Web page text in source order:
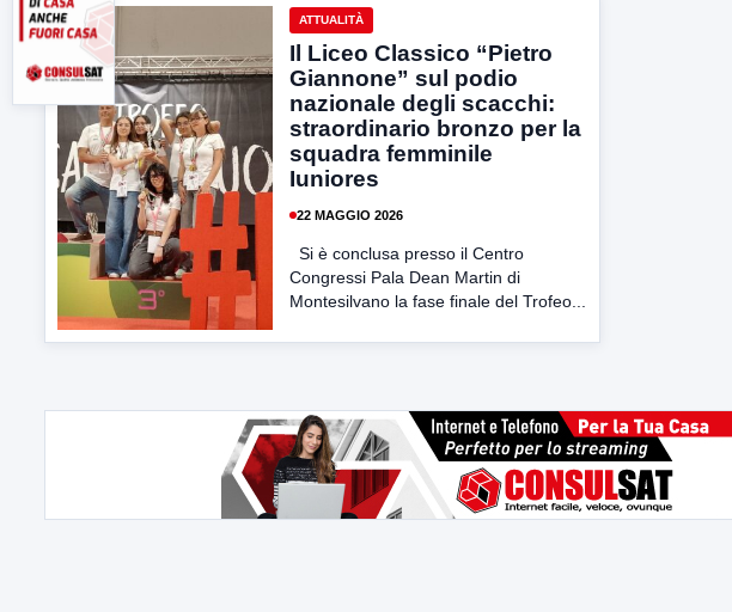
ATTUALITÀ
Il Liceo Classico “Pietro
Giannone” sul podio
nazionale degli scacchi:
straordinario bronzo per la
squadra femminile
Iuniores
22 MAGGIO 2026
Si è conclusa presso il Centro
Congressi Pala Dean Martin di
Montesilvano la fase finale del Trofeo...